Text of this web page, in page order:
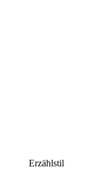
Erzählstil